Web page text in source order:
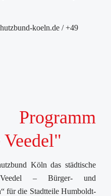
koeln.de / +49
Köln das städtische
Veedel – Bürger- und
für die Stadtteile Humboldt-